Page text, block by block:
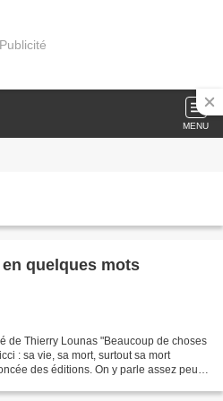
Publicité
MENU
quelques mots
de Thierry Lounas "Beaucoup de choses
: sa vie, sa mort, surtout sa mort
des éditions. On y parle assez peu